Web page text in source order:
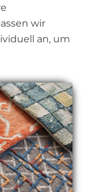
wir
an, um